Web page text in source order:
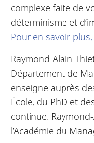
complexe faite de
déterminisme et
Pour en savoir plus,
Raymond-Alain
Département de
enseigne auprès
École, du PhD et
continue.
l’Académie du